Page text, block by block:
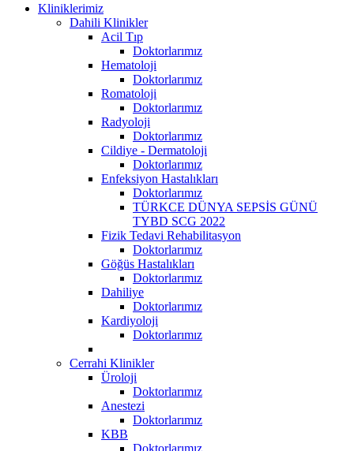
Kliniklerimiz
Dahili Klinikler
Acil Tıp
Doktorlarımız
Hematoloji
Doktorlarımız
Romatoloji
Doktorlarımız
Radyoloji
Doktorlarımız
Cildiye - Dermatoloji
Doktorlarımız
Enfeksiyon Hastalıkları
Doktorlarımız
TÜRKCE DÜNYA SEPSİS GÜNÜ
TYBD SCG 2022
Fizik Tedavi Rehabilitasyon
Doktorlarımız
Göğüs Hastalıkları
Doktorlarımız
Dahiliye
Doktorlarımız
Kardiyoloji
Doktorlarımız
Cerrahi Klinikler
Üroloji
Doktorlarımız
Anestezi
Doktorlarımız
KBB
Doktorlarımız